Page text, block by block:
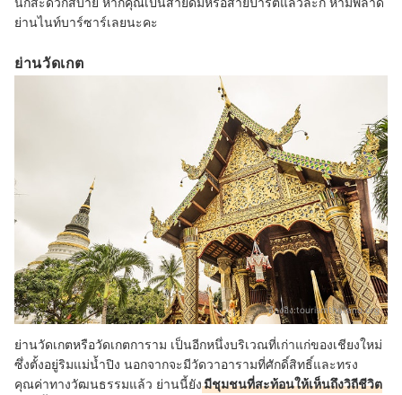
ย่านไนท์บาร์ซาร์เลยนะคะ
ย่านวัดเกต
อ้างอิง:tourismthailand.org
ย่านวัดเกตหรือวัดเกตการาม เป็นอีกหนึ่งบริเวณที่เก่าแก่ของเชียงใหม่
ซึ่งตั้งอยู่ริมแม่น้ำปิง นอกจากจะมีวัดวาอารามที่ศักดิ์สิทธิ์และทรง
คุณค่าทางวัฒนธรรมแล้ว ย่านนี้ยังมีชุมชนที่สะท้อนให้เห็นถึงวิถีชีวิต